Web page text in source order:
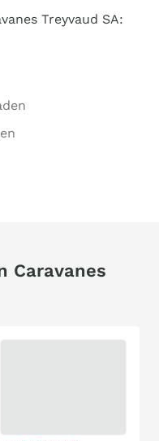
Treyvaud SA:
Caravanes